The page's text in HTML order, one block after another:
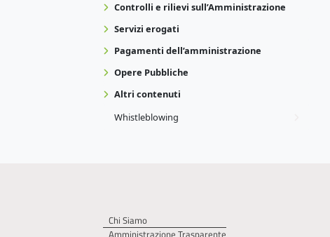
Controlli e rilievi sull’Amministrazione
Servizi erogati
Pagamenti dell’amministrazione
Opere Pubbliche
Altri contenuti
Whistleblowing
Chi Siamo